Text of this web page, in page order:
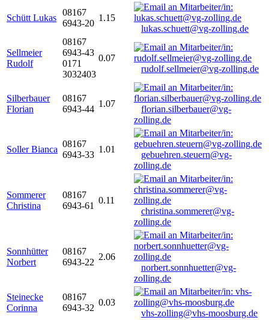
Schütt Lukas
08167
6943-20
1.15
lukas.schuett@vg-zolling.de
Sellmeier
Rudolf
08167
6943-43
0171
3032403
0.07
rudolf.sellmeier@vg-zolling.de
Silberbauer
Florian
08167
6943-44
1.07
florian.silberbauer@vg-
zolling.de
Soller Bianca
08167
6943-33
1.01
gebuehren.steuern@vg-
zolling.de
Sommerer
Christina
08167
6943-61
0.11
christina.sommerer@vg-
zolling.de
Sonnhütter
Norbert
08167
6943-22
2.06
norbert.sonnhuetter@vg-
zolling.de
Steinecke
Corinna
08167
6943-32
0.03
vhs-zolling@vhs-moosburg.de